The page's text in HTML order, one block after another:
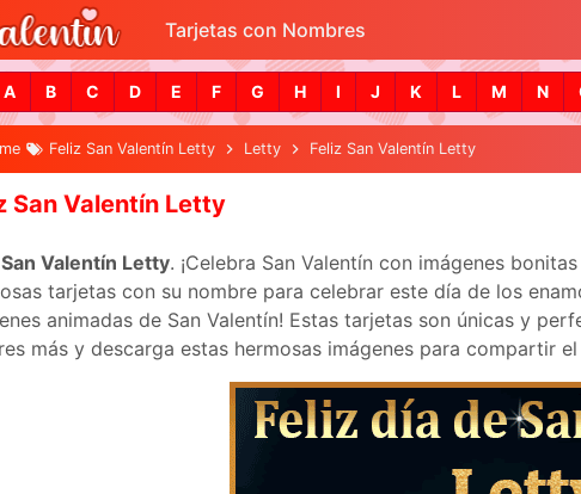
Tarjetas con Nombres
A B C D E F G H I J K L M N
Feliz San Valentín Letty Letty Feliz San Valentín Letty
San Valentín Letty
Valentín Letty. ¡Celebra San Valentín con imágenes
tarjetas con su nombre para celebrar este día de los
animadas de San Valentín! Estas tarjetas son únicas y
más y descarga estas hermosas imágenes para compartir